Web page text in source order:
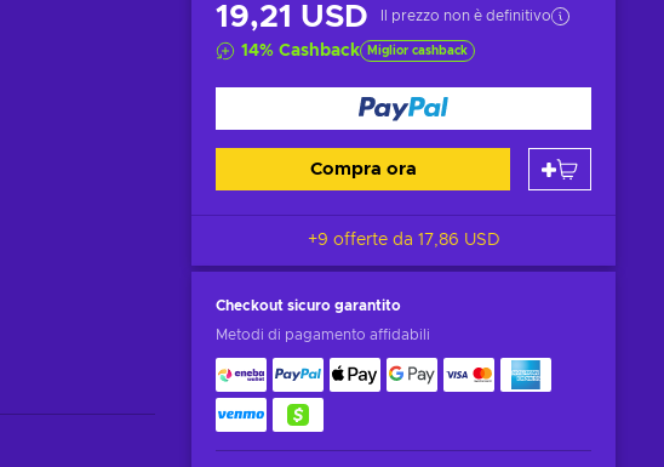
19,21 USD Il prezzo non è definitivo
14% Cashback Miglior cashback
Compra ora
+9 offerte da 17,86 USD
Checkout sicuro garantito
Metodi di pagamento affidabili